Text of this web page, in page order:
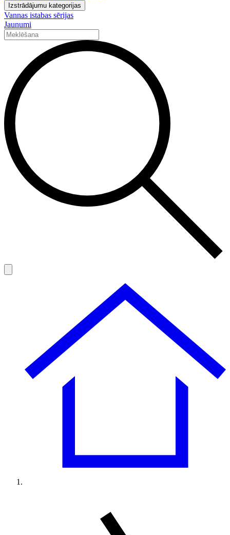
Izstrādājumu kategorijas
Vannas istabas sērijas
Jaunumi